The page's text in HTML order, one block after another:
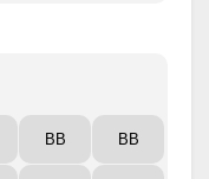
BB BB